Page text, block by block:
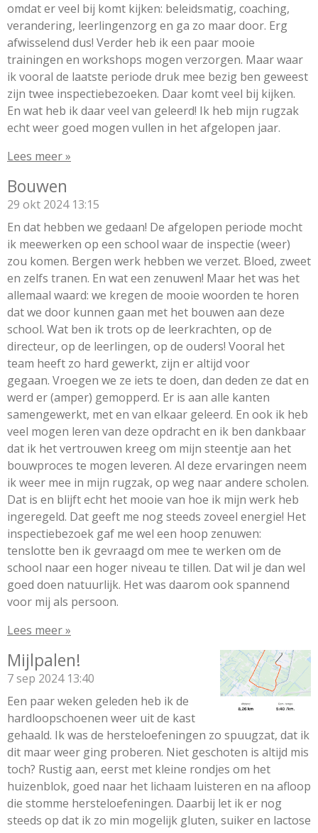
omdat er veel bij komt kijken: beleidsmatig, coaching,
verandering, leerlingenzorg en ga zo maar door. Erg
afwisselend dus! Verder heb ik een paar mooie
trainingen en workshops mogen verzorgen. Maar waar
ik vooral de laatste periode druk mee bezig ben geweest
zijn twee inspectiebezoeken. Daar komt veel bij kijken.
En wat heb ik daar veel van geleerd! Ik heb mijn rugzak
echt weer goed mogen vullen in het afgelopen jaar.
Lees meer »
Bouwen
29 okt 2024 13:15
En dat hebben we gedaan! De afgelopen periode mocht
ik meewerken op een school waar de inspectie (weer)
zou komen. Bergen werk hebben we verzet. Bloed, zweet
en zelfs tranen. En wat een zenuwen! Maar het was het
allemaal waard: we kregen de mooie woorden te horen
dat we door kunnen gaan met het bouwen aan deze
school. Wat ben ik trots op de leerkrachten, op de
directeur, op de leerlingen, op de ouders! Vooral het
team heeft zo hard gewerkt, zijn er altijd voor
gegaan. Vroegen we ze iets te doen, dan deden ze dat en
werd er (amper) gemopperd. Er is aan alle kanten
samengewerkt, met en van elkaar geleerd. En ook ik heb
veel mogen leren van deze opdracht en ik ben dankbaar
dat ik het vertrouwen kreeg om mijn steentje aan het
bouwproces te mogen leveren. Al deze ervaringen neem
ik weer mee in mijn rugzak, op weg naar andere scholen.
Dat is en blijft echt het mooie van hoe ik mijn werk heb
ingeregeld. Dat geeft me nog steeds zoveel energie! Het
inspectiebezoek gaf me wel een hoop zenuwen:
tenslotte ben ik gevraagd om mee te werken om de
school naar een hoger niveau te tillen. Dat wil je dan wel
goed doen natuurlijk. Het was daarom ook spannend
voor mij als persoon.
Lees meer »
Mijlpalen!
7 sep 2024 13:40
Een paar weken geleden heb ik de
hardloopschoenen weer uit de kast
gehaald. Ik was de hersteloefeningen zo spuugzat, dat ik
dit maar weer ging proberen. Niet geschoten is altijd mis
toch? Rustig aan, eerst met kleine rondjes om het
huizenblok, goed naar het lichaam luisteren en na afloop
die stomme hersteloefeningen. Daarbij let ik er nog
steeds op dat ik zo min mogelijk gluten, suiker en lactose